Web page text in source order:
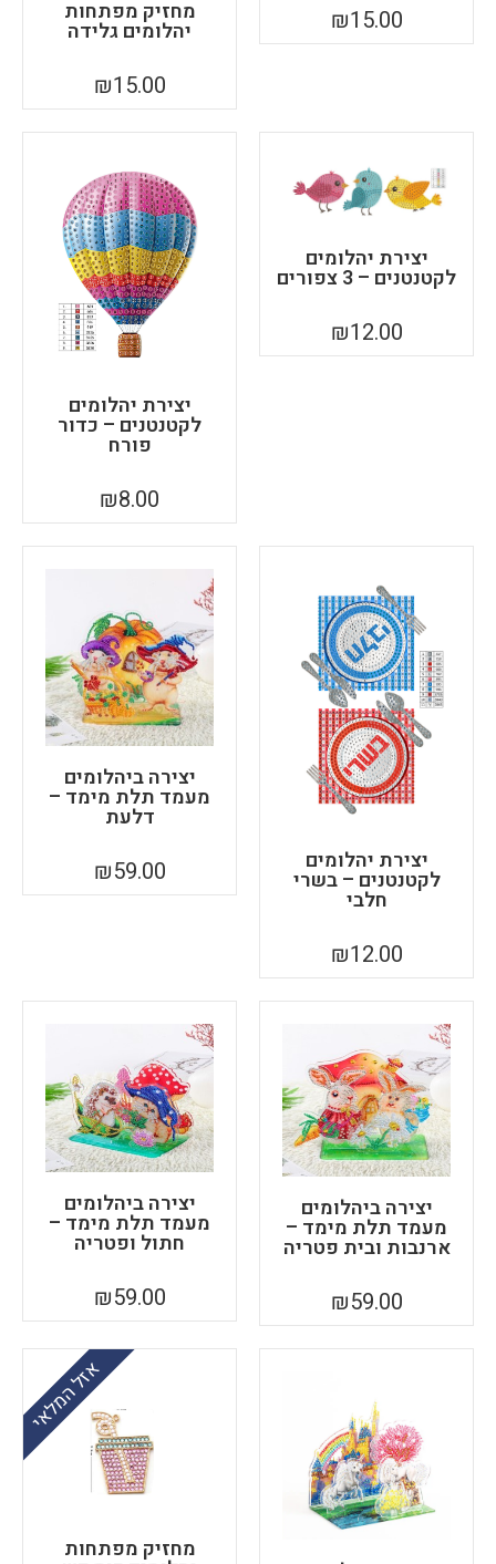
₪15.00 מחזיק מפתחות
יהלומים גלידה
₪15.00
יצירת יהלומים
לקטנטנים – 3 צפורים
₪12.00
יצירת יהלומים
לקטנטנים – כדור
פורח
₪8.00
יצירת יהלומים
לקטנטנים – בשרי
חלבי
₪12.00
יצירה ביהלומים
מעמד תלת מימד –
דלעת
₪59.00
יצירה ביהלומים
מעמד תלת מימד –
ארנבות ובית פטריה
₪59.00
יצירה ביהלומים
מעמד תלת מימד –
חתול ופטריה
₪59.00
אזל המלאי
מחזיק מפתחות